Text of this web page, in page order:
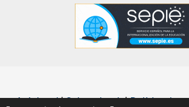
Avís legal|Sobre el web|Política de